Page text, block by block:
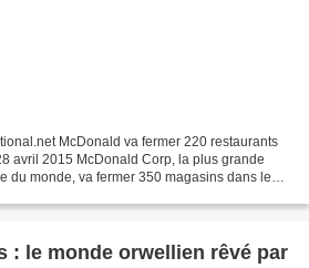
McDonald va fermer 220 restaurants
avril 2015 McDonald Corp, la plus grande
du monde, va fermer 350 magasins dans le
: le monde orwellien rêvé par